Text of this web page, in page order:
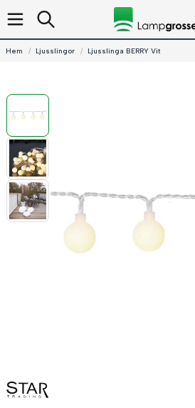
Hem Ljusslingor Ljusslinga BERRY Vit